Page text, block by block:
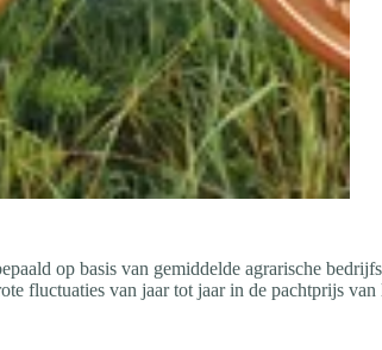
op basis van gemiddelde agrarische
fluctuaties van jaar tot jaar in de pachtprijs